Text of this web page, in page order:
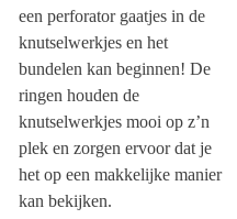
een perforator gaatjes in de
knutselwerkjes en het
bundelen kan beginnen! De
ringen houden de
knutselwerkjes mooi op z’n
plek en zorgen ervoor dat je
het op een makkelijke manier
kan bekijken.